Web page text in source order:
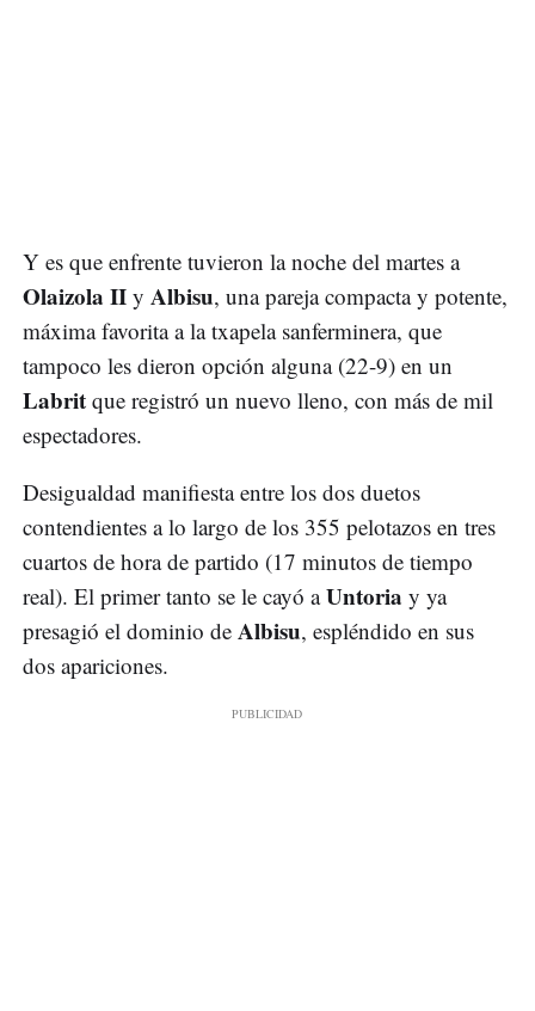
Y es que enfrente tuvieron la noche del martes a
Olaizola II y Albisu, una pareja compacta y potente,
máxima favorita a la txapela sanferminera, que
tampoco les dieron opción alguna (22-9) en un
Labrit que registró un nuevo lleno, con más de mil
espectadores.
Desigualdad manifiesta entre los dos duetos
contendientes a lo largo de los 355 pelotazos en tres
cuartos de hora de partido (17 minutos de tiempo
real). El primer tanto se le cayó aUntoria y ya
presagió el dominio de Albisu, espléndido en sus
dos apariciones.